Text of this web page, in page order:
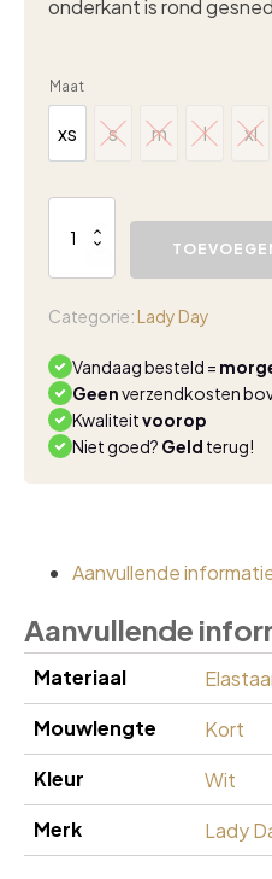
onderkant is rond
Maat
xs
xs
s
s
m
m
l
l
xl
xl
simple
aantal
Categorie: Lady Day
Vandaag besteld =
Geenverzendkosten
Kwaliteitvoorop
Niet goed? Geld terug!
Aanvullende
Aanvullende
Materiaal
Mouwlengte
Kort
Kleur
Wit
Merk
Lady